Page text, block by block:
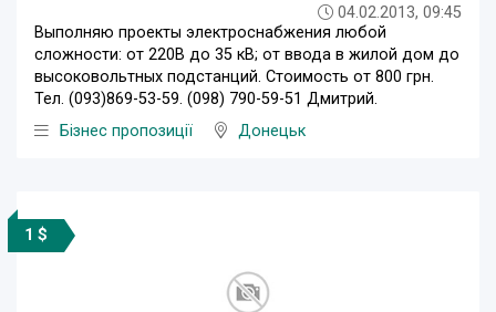
04.02.2013, 09:45
Выполняю проекты электроснабжения любой
сложности: от 220В до 35 кВ; от ввода в жилой дом до
высоковольтных подстанций. Стоимость от 800 грн.
Тел. (093)869-53-59. (098) 790-59-51 Дмитрий.
Бізнес пропозиції
Донецьк
1 $